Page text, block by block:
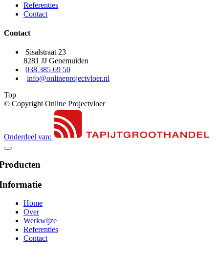
Referenties
Contact
Contact
Sisalstraat 23
8281 JJ Genemuiden
038 385 69 50
info@onlineprojectvloer.nl
Top
© Copyright Online Projectvloer
Onderdeel van:
Home
Over
Werkwijze
Referenties
Contact